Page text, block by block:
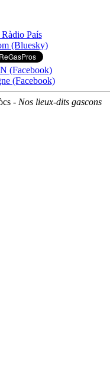
Ràdio País
(Bluesky)
(Facebook)
(Facebook)
- Nos lieux-dits gascons